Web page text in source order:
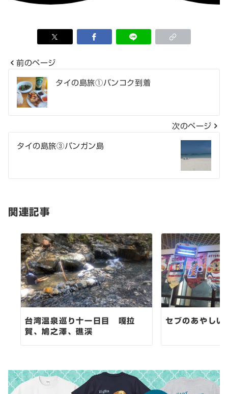
投
稿
ナ
ビ
ー
ョ
前のページ
タイの島旅①バンコク到着
次のページ
タイの島旅③パンガン島
関連記事
台湾温泉巡り十一日目 嘎拉
賀、鳩之澤、礁渓
セブのあやしい